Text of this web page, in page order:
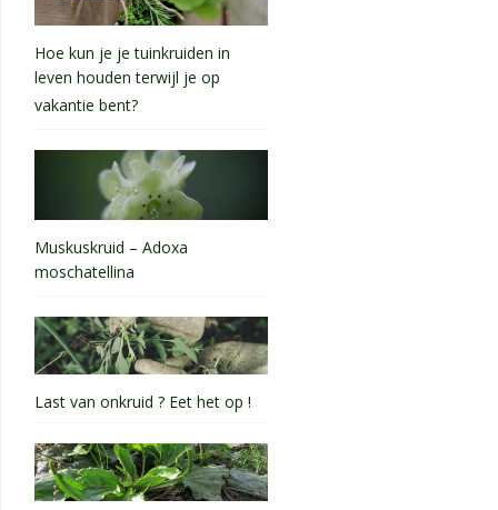
Hoe kun je je tuinkruiden in
leven houden terwijl je op
vakantie bent?
Muskuskruid – Adoxa
moschatellina
Last van onkruid ? Eet het op !